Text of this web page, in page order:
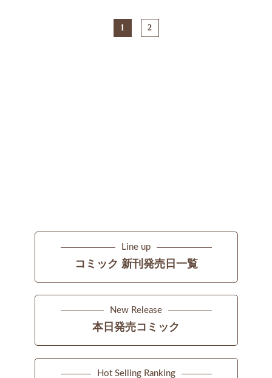
1 2
Line up
コミック 新刊発売日一覧
New Release
本日発売コミック
Hot Selling Ranking